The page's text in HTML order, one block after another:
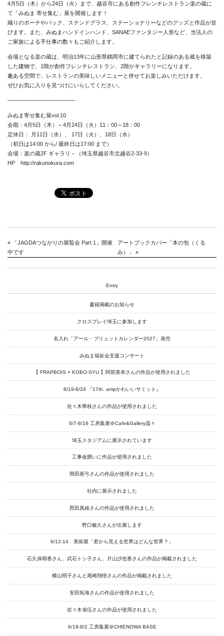
News
About
Artists
Exhibitions
Projects
Goods
Media
Access
Link
Facebook
Instagram
Youtube
online-shop
art center syu
南関東・甲信障害者
アートサポートセンター
社会福祉法人みぬま福祉会
4月5日（木）から24日（火）まで、越谷市にある創作フレンチレストラン楽の蔵に
て「みぬま 寄せ集む」展を開催します！
織りのポーチやバック、ステンドグラス、ステーショナリーなどのグッズと作品が並
びます。また、みぬまハンドインハンド、SANAEファンタジー人形など、当法人の
ご家族による手仕事の数々もご紹介します。
会場となる楽の蔵は、明治13年に山形県鶴岡市に建てられたと記録のある蔵を移築
した建物で、1階が創作フレンチレストラン、2階がギャラリーになります。
趣ある空間で、レストランの美味しいメニューと併せてお楽しみいただけます。
ぜひお気に入りを見つけにいらしてください。
————————————-
みぬま寄せ集む展vol.10
会期：4月5日（木）～4月24日（火）11：00～18：00
定休日： 月11日（水）、 17日（火）、18日（水）
（初日は14:00 から/ 最終日は17:00 まで）
会場：楽の蔵2F ギャラリ－（埼玉県越谷市北越谷2-33-9）
HP http://rakunokura.com
«
「JAGDAつながりの展覧会 Part 1」開催
中です
アートブックカバー「本の包（くる
み）」
»
Entry
書籍掲載のお知らせ
クロスプレイ埼玉に参加します
名入れ「アール・ブリュットカレンダー2027」発売
みぬま福祉会支援コンサート
【 FRAPBOIS × KOBO-SYU 】阿部美幸さんの作品が使用されました
8/19-8/24 『17th. ampかわいいサミット』
佐々木華枝さんの作品が使用されました
8/7-8/16 工房集展＠Cafe&Gallery温々
埼玉スタジアムに展示されています
工事仮囲いに作品が使用されました
岡田亜弓さんの作品が使用されました
社内に展示されました
西田真緒さんの作品が使用されました
野口敏久さんが出展します
6/12-14 美術展「君から見える世界はどんな世界？」
石久保萌香さん、武石トシ子さん、片山沙也香さんの作品が掲載されました
横山明子さんと尾崎翔悟さんの作品が掲載されました
安田拓海さんの作品が使用されました
佐々木省伍さんの作品が使用されました
6/19-8/2 工房集展＠CHIENOWA BASE